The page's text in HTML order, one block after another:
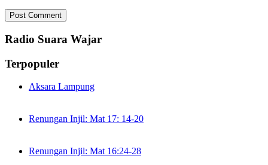
Radio Suara Wajar
Terpopuler
Aksara Lampung
Renungan Injil: Mat 17: 14-20
Renungan Injil: Mat 16:24-28